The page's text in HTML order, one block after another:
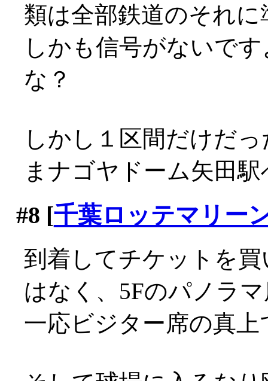
類は全部鉄道のそれ
しかも信号がないで
な？
しかし１区間だけだ
まナゴヤドーム矢田
#8 [千葉ロッテマリー
到着してチケットを
はなく、5Fのパノラ
一応ビジター席の真上